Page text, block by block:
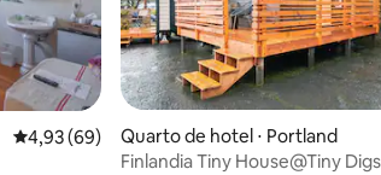
4,93 de uma avaliação média de 5, 69
4,93 (69)
Quarto de hotel ⋅ Portland
Finlandia Tiny House@Tiny